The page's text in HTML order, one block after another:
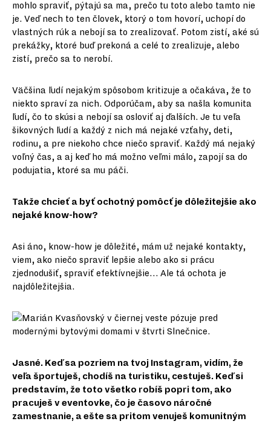
mohlo spraviť, pýtajú sa ma, prečo tu toto alebo tamto nie
je. Veď nech to ten človek, ktorý o tom hovorí, uchopí do
vlastných rúk a nebojí sa to zrealizovať. Potom zistí, aké sú
prekážky, ktoré buď prekoná a celé to zrealizuje, alebo
zistí, prečo sa to nerobí.
Väčšina ľudí nejakým spôsobom kritizuje a očakáva, že to
niekto spraví za nich. Odporúčam, aby sa našla komunita
ľudí, čo to skúsi a nebojí sa osloviť aj ďalších. Je tu veľa
šikovných ľudí a každý z nich má nejaké vzťahy, deti,
rodinu, a pre niekoho chce niečo spraviť. Každý má nejaký
voľný čas, a aj keď ho má možno veľmi málo, zapojí sa do
podujatia, ktoré sa mu páči.
Takže chcieť a byť ochotný pomôcť je dôležitejšie ako
nejaké know-how?
Asi áno, know-how je dôležité, mám už nejaké kontakty,
viem, ako niečo spraviť lepšie alebo ako si prácu
zjednodušiť, spraviť efektívnejšie… Ale tá ochota je
najdôležitejšia.
Jasné. Keď sa pozriem na tvoj Instagram, vidím, že
veľa športuješ, chodíš na turistiku, cestuješ. Keď si
predstavím, že toto všetko robíš popri tom, ako
pracuješ v eventovke, čo je časovo náročné
zamestnanie, a ešte sa pritom venuješ komunitným